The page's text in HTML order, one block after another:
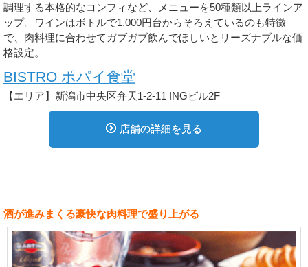
調理する本格的なコンフィなど、メニューを50種類以上ラインア
ップ。ワインはボトルで1,000円台からそろえているのも特徴
で、肉料理に合わせてガブガブ飲んでほしいとリーズナブルな価
格設定。
BISTRO ポパイ食堂
【エリア】新潟市中央区弁天1-2-11 INGビル2F
店舗の詳細を見る
酒が進みまくる豪快な肉料理で盛り上がる